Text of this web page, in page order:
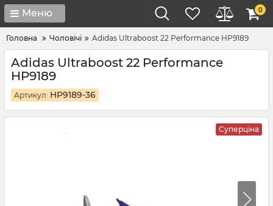
Меню 0
Головна Чоловічі Adidas Ultraboost 22 Performance HP9189
Adidas Ultraboost 22 Performance
HP9189
Артикул: HP9189-36
Суперціна